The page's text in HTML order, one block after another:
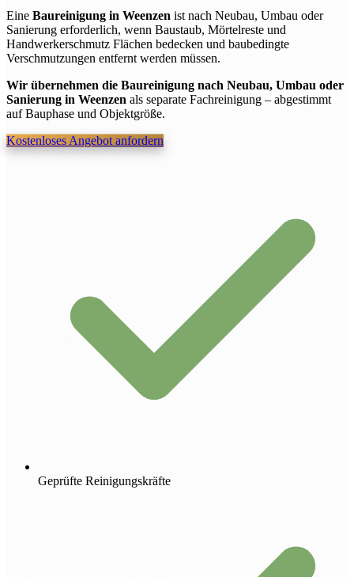
Eine Baureinigung in Weenzen ist nach Neubau, Umbau oder
Sanierung erforderlich, wenn Baustaub, Mörtelreste und
Handwerkerschmutz Flächen bedecken und baubedingte
Verschmutzungen entfernt werden müssen.
Wir übernehmen die Baureinigung nach Neubau, Umbau oder
Sanierung in Weenzen als separate Fachreinigung – abgestimmt
auf Bauphase und Objektgröße.
Kostenloses Angebot anfordern
Geprüfte Reinigungskräfte